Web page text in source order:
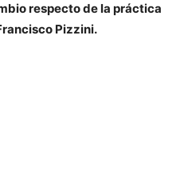
respecto de la práctica
Pizzini.